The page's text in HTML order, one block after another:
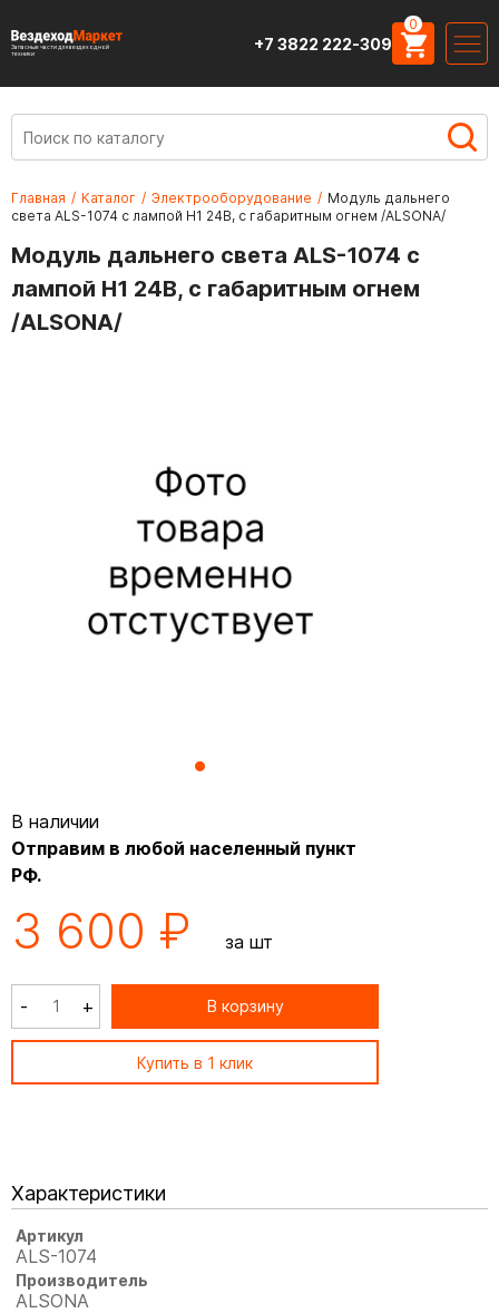
Запасные части для вездеходной
техники
+7 3822 222-309
0
Главная / Каталог / Электрооборудование / Модуль дальнего
света ALS-1074 с лампой Н1 24В, с габаритным огнем /ALSONA/
Модуль дальнего света ALS-1074 с
лампой Н1 24В, с габаритным огнем
/ALSONA/
В наличии
Отправим в любой населенный пункт
РФ.
3 600 ₽ за шт
- + В корзину
Купить в 1 клик
Характеристики
Артикул
ALS-1074
Производитель
ALSONA